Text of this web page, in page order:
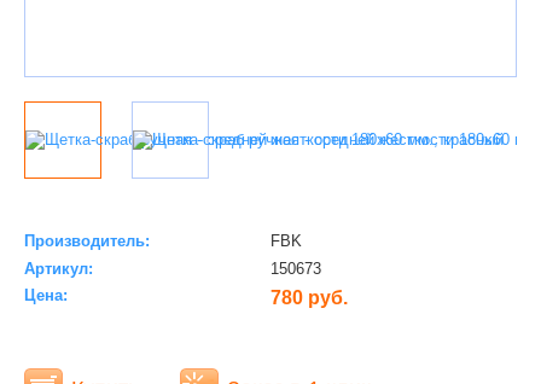
Производитель:
FBK
Артикул:
150673
Цена:
780 руб.